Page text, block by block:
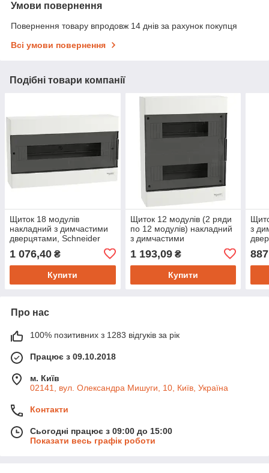
Умови повернення
Повернення товару впродовж 14 днів за рахунок покупця
Всі умови повернення
Подібні товари компанії
Щиток 18 модулів
накладний з димчастими
дверцятами, Schneider
EZ9EUC118
1 076,40 ₴
Купити
Щиток 12 модулів (2 ряди
по 12 модулів) накладний
з димчастими
Electric серія Easy9 EU,
EZ9EUC212
1 193,09₴
Купити
з
Про нас
100% позитивних з 1283 відгуків за рік
Працює з 09.10.2018
м. Київ
02141, вул. Олександра Мишуги, 10, Київ, Україна
Контакти
Сьогодні працює з 09:00 до 15:00
Показати весь графік роботи